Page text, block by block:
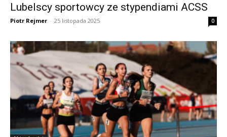
Lubelscy sportowcy ze stypendiami ACSS
Piotr Rejmer - 25 listopada 2025 0